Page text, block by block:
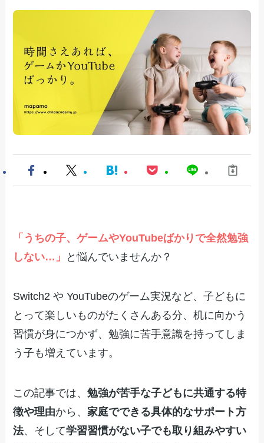
「うちの子、ゲームやYouTubeばかりで全然勉強
しない…」
と悩んでいませんか？
Switch2 や YouTubeのゲーム実況など、子どもに
とって楽しいものがたくさんある分、机に向かう
習慣が身につかず、勉強に苦手意識を持ってしま
う子も増えています。
この記事では、勉強が苦手な子どもに共通する特
徴や理由から、家庭でできる具体的なサポート方
法、そして学習習慣がない子でも取り組みやすい